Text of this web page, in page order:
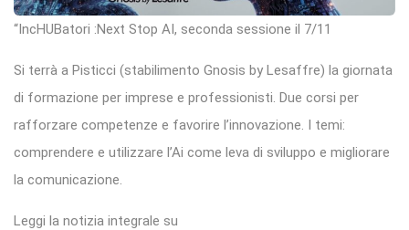
“IncHUBatori :Next Stop AI, seconda sessione il 7/11
Si terrà a Pisticci (stabilimento Gnosis by Lesaffre) la giornata
di formazione per imprese e professionisti. Due corsi per
rafforzare competenze e favorire l’innovazione. I temi:
comprendere e utilizzare l’Ai come leva di sviluppo e migliorare
la comunicazione.
Leggi la notizia integrale su